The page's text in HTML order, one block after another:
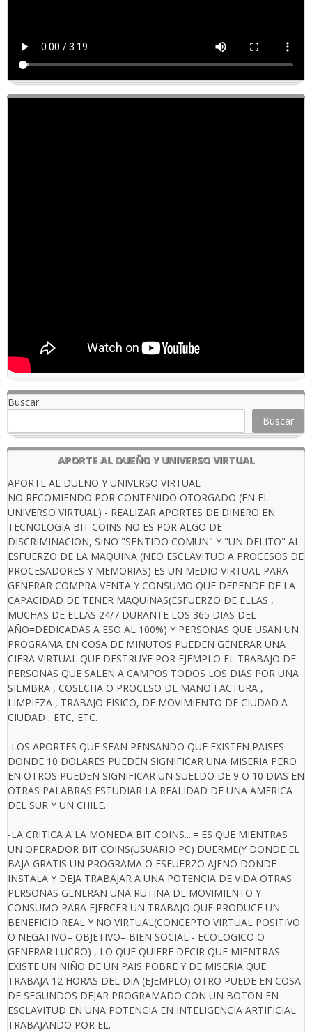
Buscar
Buscar
APORTE AL DUEÑO Y UNIVERSO VIRTUAL
APORTE AL DUEÑO Y UNIVERSO VIRTUAL
NO RECOMIENDO POR CONTENIDO OTORGADO (EN EL
UNIVERSO VIRTUAL) - REALIZAR APORTES DE DINERO EN
TECNOLOGIA BIT COINS NO ES POR ALGO DE
DISCRIMINACION, SINO "SENTIDO COMUN" Y "UN DELITO" AL
ESFUERZO DE LA MAQUINA (NEO ESCLAVITUD A PROCESOS DE
PROCESADORES Y MEMORIAS) ES UN MEDIO VIRTUAL PARA
GENERAR COMPRA VENTA Y CONSUMO QUE DEPENDE DE LA
CAPACIDAD DE TENER MAQUINAS(ESFUERZO DE ELLAS ,
MUCHAS DE ELLAS 24/7 DURANTE LOS 365 DIAS DEL
AÑO=DEDICADAS A ESO AL 100%) Y PERSONAS QUE USAN UN
PROGRAMA EN COSA DE MINUTOS PUEDEN GENERAR UNA
CIFRA VIRTUAL QUE DESTRUYE POR EJEMPLO EL TRABAJO DE
PERSONAS QUE SALEN A CAMPOS TODOS LOS DIAS POR UNA
SIEMBRA , COSECHA O PROCESO DE MANO FACTURA ,
LIMPIEZA , TRABAJO FISICO, DE MOVIMIENTO DE CIUDAD A
CIUDAD , ETC, ETC.
-LOS APORTES QUE SEAN PENSANDO QUE EXISTEN PAISES
DONDE 10 DOLARES PUEDEN SIGNIFICAR UNA MISERIA PERO
EN OTROS PUEDEN SIGNIFICAR UN SUELDO DE 9 O 10 DIAS EN
OTRAS PALABRAS ESTUDIAR LA REALIDAD DE UNA AMERICA
DEL SUR Y UN CHILE.
-LA CRITICA A LA MONEDA BIT COINS....= ES QUE MIENTRAS
UN OPERADOR BIT COINS(USUARIO PC) DUERME(Y DONDE EL
BAJA GRATIS UN PROGRAMA O ESFUERZO AJENO DONDE
INSTALA Y DEJA TRABAJAR A UNA POTENCIA DE VIDA OTRAS
PERSONAS GENERAN UNA RUTINA DE MOVIMIENTO Y
CONSUMO PARA EJERCER UN TRABAJO QUE PRODUCE UN
BENEFICIO REAL Y NO VIRTUAL(CONCEPTO VIRTUAL POSITIVO
O NEGATIVO= OBJETIVO= BIEN SOCIAL - ECOLOGICO O
GENERAR LUCRO) , LO QUE QUIERE DECIR QUE MIENTRAS
EXISTE UN NIÑO DE UN PAIS POBRE Y DE MISERIA QUE
TRABAJA 12 HORAS DEL DIA (EJEMPLO) OTRO PUEDE EN COSA
DE SEGUNDOS DEJAR PROGRAMADO CON UN BOTON EN
ESCLAVITUD EN UNA POTENCIA EN INTELIGENCIA ARTIFICIAL
TRABAJANDO POR EL.